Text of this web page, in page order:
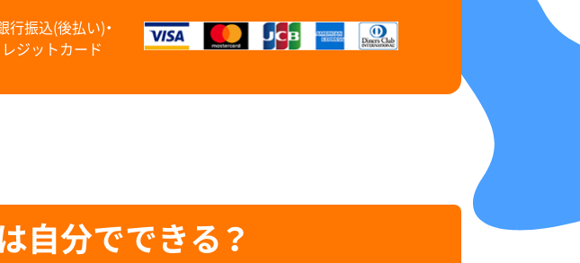
行振込(後払い)・
ジットカード
自分でできる？